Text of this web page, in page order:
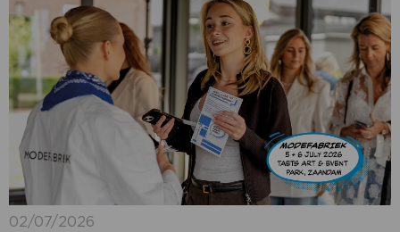
02/07/2026